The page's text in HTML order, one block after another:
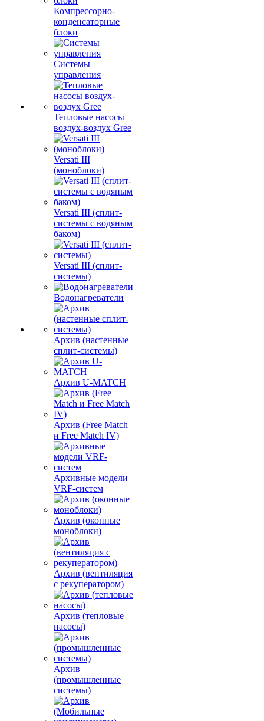
Компрессорно-
конденсаторные
блоки
Системы
управления
Тепловые насосы
воздух-воздух Gree
Versati III
(моноблоки)
Versati III (сплит-
системы с водяным
баком)
Versati III (сплит-
системы)
Водонагреватели
Архив (настенные
сплит-системы)
Архив U-MATCH
Архив (Free Match
и Free Match IV)
Архивные модели
VRF-систем
Архив (оконные
моноблоки)
Архив (вентиляция
с рекуператором)
Архив (тепловые
насосы)
Архив
(промышленные
системы)